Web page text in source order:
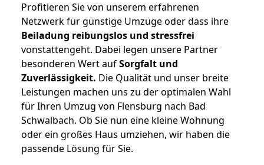
Profitieren Sie von unserem erfahrenen
Netzwerk für günstige Umzüge oder dass ihre
Beiladung reibungslos und stressfrei
vonstattengeht. Dabei legen unsere Partner
besonderen Wert aufSorgfalt und
Zuverlässigkeit. Die Qualität und unser breite
Leistungen machen uns zu der optimalen Wahl
für Ihren Umzug von Flensburg nach Bad
Schwalbach. Ob Sie nun eine kleine Wohnung
oder ein großes Haus umziehen, wir haben die
passende Lösung für Sie.